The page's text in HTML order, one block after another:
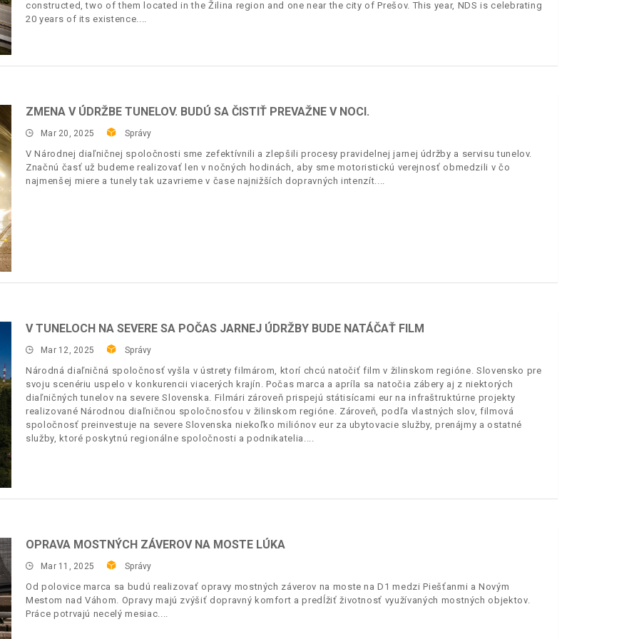
constructed, two of them located in the Žilina region and one near the city of Prešov. This year, NDS is celebrating
20 years of its existence.
ZMENA V ÚDRŽBE TUNELOV. BUDÚ SA ČISTIŤ PREVAŽNE V NOCI.
Mar 20, 2025 Správy
V Národnej diaľničnej spoločnosti sme zefektívnili a zlepšili procesy pravidelnej jarnej údržby a servisu tunelov.
Značnú časť už budeme realizovať len v nočných hodinách, aby sme motoristickú verejnosť obmedzili v čo
najmenšej miere a tunely tak uzavrieme v čase najnižších dopravných intenzít.
V TUNELOCH NA SEVERE SA POČAS JARNEJ ÚDRŽBY BUDE NATÁČAŤ FILM
Mar 12, 2025 Správy
Národná diaľničná spoločnosť vyšla v ústrety filmárom, ktorí chcú natočiť film v žilinskom regióne. Slovensko pre
svoju scenériu uspelo v konkurencii viacerých krajín. Počas marca a apríla sa natočia zábery aj z niektorých
diaľničných tunelov na severe Slovenska. Filmári zároveň prispejú státisícami eur na infraštruktúrne projekty
realizované Národnou diaľničnou spoločnosťou v žilinskom regióne. Zároveň, podľa vlastných slov, filmová
spoločnosť preinvestuje na severe Slovenska niekoľko miliónov eur za ubytovacie služby, prenájmy a ostatné
služby, ktoré poskytnú regionálne spoločnosti a podnikatelia.
OPRAVA MOSTNÝCH ZÁVEROV NA MOSTE LÚKA
Mar 11, 2025 Správy
Od polovice marca sa budú realizovať opravy mostných záverov na moste na D1 medzi Piešťanmi a Novým
Mestom nad Váhom. Opravy majú zvýšiť dopravný komfort a predĺžiť životnosť využívaných mostných objektov.
Práce potrvajú necelý mesiac.